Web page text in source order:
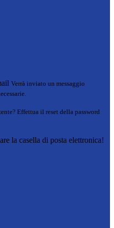
Verrà inviato un messaggio
Effettua il reset della password
la casella di posta elettronica!